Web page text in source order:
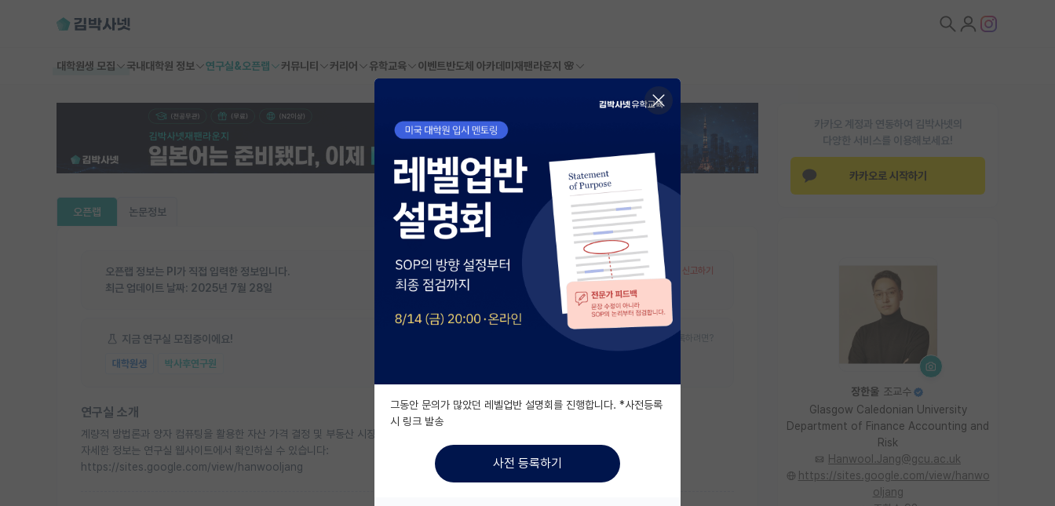
대학원생 모집 국내대학원 정보 연구실&오픈랩 커뮤니티 커리어 유학교육 이벤트반도체 아카데미 재팬라운지 🌸
오픈랩 논문정보
오픈랩 정보는 PI가 직접 입력한 정보입니다.
최근 업데이트 날짜: 2025년 7월 28일
오픈랩 정보 오류 신고하기
지금 연구실 모집중이에요!
대학원생 박사후연구원
대학원생, 박사후연구원, 학부생인턴 모집여부를 등록하려면?
연구실 소개
계량적 방법론과 양자 컴퓨팅을 활용한 자산 가격 결정 및 부동산 시장 분석을 연구합니다.
자세한 정보는 연구실 웹사이트에서 확인하실 수 있습니다:
https://sites.google.com/view/hanwooljang
그동안 문의가 많았던 레벨업반 설명회를 진행합니다. *사전등록
시 링크 발송
사전 등록하기
카카오 계정과 연동하여 김박사넷의
다양한 서비스를 이용해보세요!
카카오로 시작하기
장한울 조교수
Glasgow Caledonian University
Department of Finance Accounting and
Risk
Hanwool.Jang@gcu.ac.uk
https://sites.google.com/view/hanwo
oljang